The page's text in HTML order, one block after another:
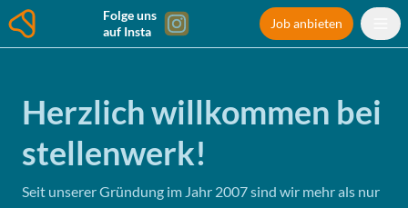
Folge uns
auf Insta
Job anbieten
Herzlich willkommen bei
stellenwerk!
Seit unserer Gründung im Jahr 2007 sind wir mehr als nur